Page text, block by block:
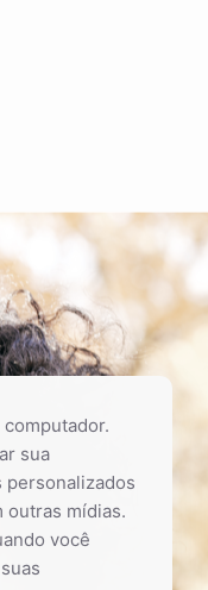
sua
outras mídias.
você